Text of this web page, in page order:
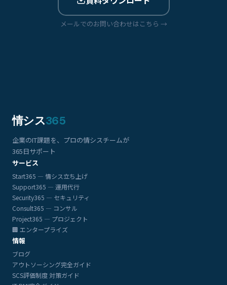
メールでのお問い合わせはこちら →
情シス365
企業のIT課題を、プロの情シスチームが
365日サポート
サービス
Start365 — 情シス立ち上げ
Support365 — 運用代行
Security365 — セキュリティ
Consult365 — コンサル
Project365 — プロジェクト
🏢 エンタープライズ
情報
ブログ
アウトソーシング完全ガイド
SCS評価制度 対策ガイド